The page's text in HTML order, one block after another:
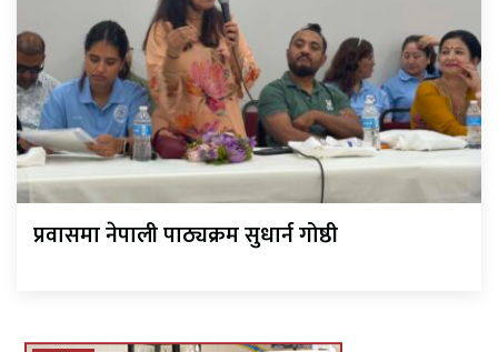
प्रवासमा नेपाली पाठ्यक्रम सुधार्न गोष्ठी